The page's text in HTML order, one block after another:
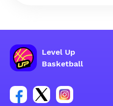
Level Up
Basketball
Poveznica za Facebook
Poveznica za Twitter
Poveznica za